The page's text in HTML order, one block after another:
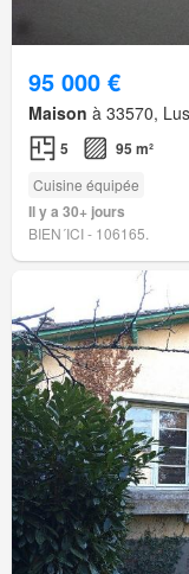
95 000 €
Maison à 33570,
5 95 m²
Cuisine équipée
Il y a 30+ jours
BIEN´ICI - 106165.